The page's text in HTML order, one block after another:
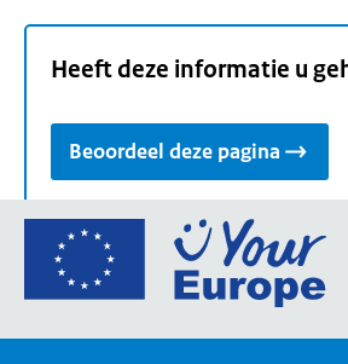
Heeft deze informatie u
Beoordeel deze pagina
Ga
de